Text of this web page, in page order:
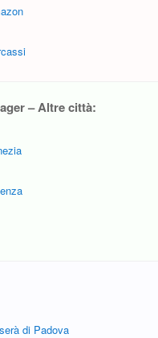
– Altre città:
di Padova